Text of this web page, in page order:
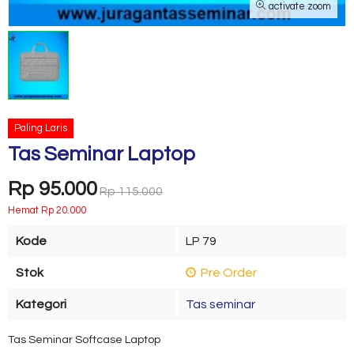
activate zoom
Paling Laris
Tas Seminar Laptop
Rp 95.000Rp 115.000
Hemat Rp 20.000
Kode LP 79
Stok Pre Order
Kategori Tas seminar
Tas Seminar Softcase Laptop